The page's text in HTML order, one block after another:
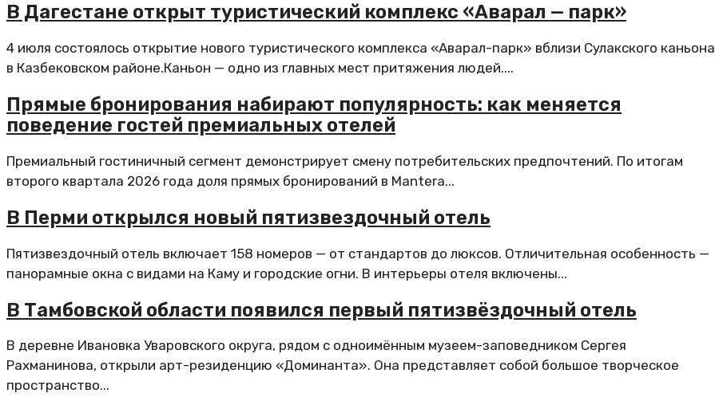
В Дагестане открыт туристический комплекс «Аварал — парк»
4 июля состоялось открытие нового туристического комплекса «Аварал-парк» вблизи Сулакского каньона
в Казбековском районе.Каньон — одно из главных мест притяжения людей....
Прямые бронирования набирают популярность: как меняется
поведение гостей премиальных отелей
Премиальный гостиничный сегмент демонстрирует смену потребительских предпочтений. По итогам
второго квартала 2026 года доля прямых бронирований в Mantera...
В Перми открылся новый пятизвездочный отель
Пятизвездочный отель включает 158 номеров — от стандартов до люксов. Отличительная особенность —
панорамные окна с видами на Каму и городские огни. В интерьеры отеля включены...
В Тамбовской области появился первый пятизвёздочный отель
В деревне Ивановка Уваровского округа, рядом с одноимённым музеем-заповедником Сергея
Рахманинова, открыли арт-резиденцию «Доминанта». Она представляет собой большое творческое
пространство...